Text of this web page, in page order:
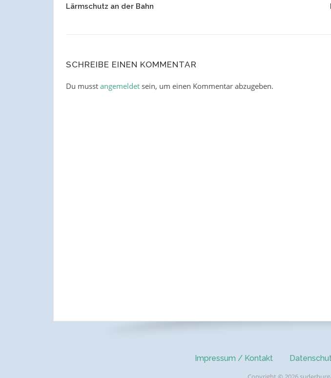
Lärmschutz an der Bahn
SCHREIBE EINEN KOMMENTAR
Du musst angemeldetsein, um einen Kommentar abzugeben.
Impressum / Kontakt